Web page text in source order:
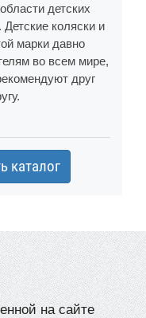
детских
коляски и
марки давно
во всем мире,
друг
каталог
на сайте